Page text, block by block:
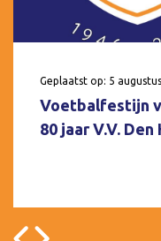
Geplaatst op: 5
Voetbalfestijn
80 jaar V.V.